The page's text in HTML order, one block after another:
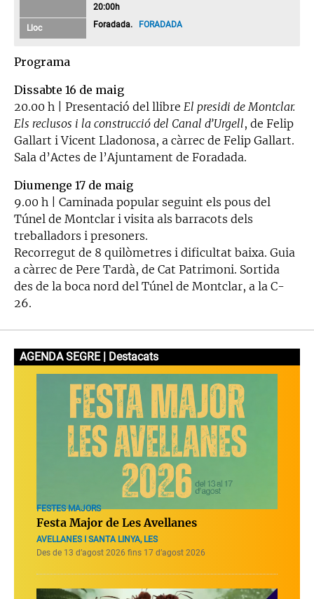
20:00h
Lloc Foradada. FORADADA
Programa
Dissabte 16 de maig
20.00 h | Presentació del llibre El presidi de Montclar.
Els reclusos i la construcció del Canal d’Urgell, de Felip
Gallart i Vicent Lladonosa, a càrrec de Felip Gallart.
Sala d’Actes de l’Ajuntament de Foradada.
Diumenge 17 de maig
9.00 h | Caminada popular seguint els pous del
Túnel de Montclar i visita als barracots dels
treballadors i presoners.
Recorregut de 8 quilòmetres i dificultat baixa. Guia
a càrrec de Pere Tardà, de Cat Patrimoni. Sortida
des de la boca nord del Túnel de Montclar, a la C-
26.
AGENDA SEGRE | Destacats
FESTES MAJORS
Festa Major de Les Avellanes
AVELLANES I SANTA LINYA, LES
Des de 13 d’agost 2026 fins 17 d’agost 2026